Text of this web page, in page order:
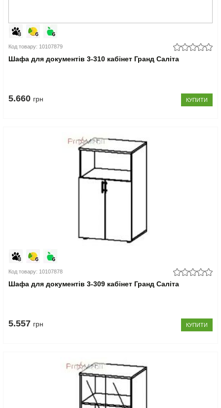
Код товару: 10107879
Шафа для документів 3-310 кабінет Гранд Саліта
5.660 грн КУПИТИ
Код товару: 10107878
Шафа для документів 3-309 кабінет Гранд Саліта
5.557 грн КУПИТИ